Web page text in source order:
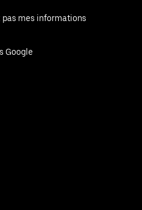
pas mes informations
Google